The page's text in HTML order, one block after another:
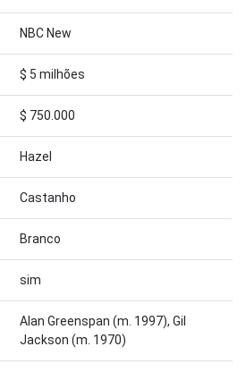
NBC New
$ 5 milhões
$ 750.000
Hazel
Castanho
Branco
sim
Alan Greenspan (m. 1997), Gil
Jackson (m. 1970)